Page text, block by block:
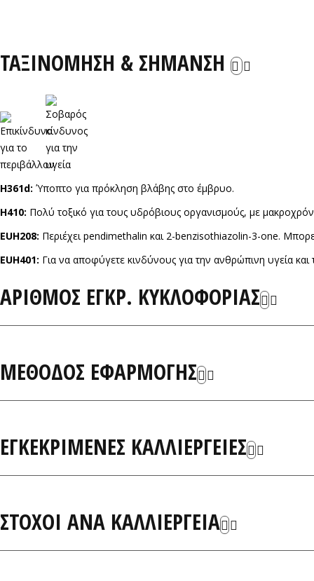
ΤΑΞΙΝΟΜΗΣΗ & ΣΗΜΑΝΣΗ
H361d: Ύποπτο για πρόκληση βλάβης στο έμβρυο.
H410: Πολύ τοξικό για τους υδρόβιους οργανισμούς, με
EUH208: Περιέχει pendimethalin και 2-benzisothiazolin-3-one.
EUH401: Για να αποφύγετε κινδύνους για την ανθρώπινη υγεία
ΑΡΙΘΜΟΣ ΕΓΚΡ. ΚΥΚΛΟΦΟΡΙΑΣ
ΜΕΘΟΔΟΣ ΕΦΑΡΜΟΓΗΣ
ΕΓΚΕΚΡΙΜΕΝΕΣ ΚΑΛΛΙΕΡΓΕΙΕΣ
ΣΤΟΧΟΙ ΑΝΑ ΚΑΛΛΙΕΡΓΕΙΑ